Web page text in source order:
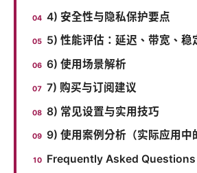
4) 安全性与隐私保护要点
5) 性能评估：延迟、带宽、稳
6) 使用场景解析
7) 购买与订阅建议
8) 常见设置与实用技巧
9) 使用案例分析（实际应用中
Frequently Asked Questions